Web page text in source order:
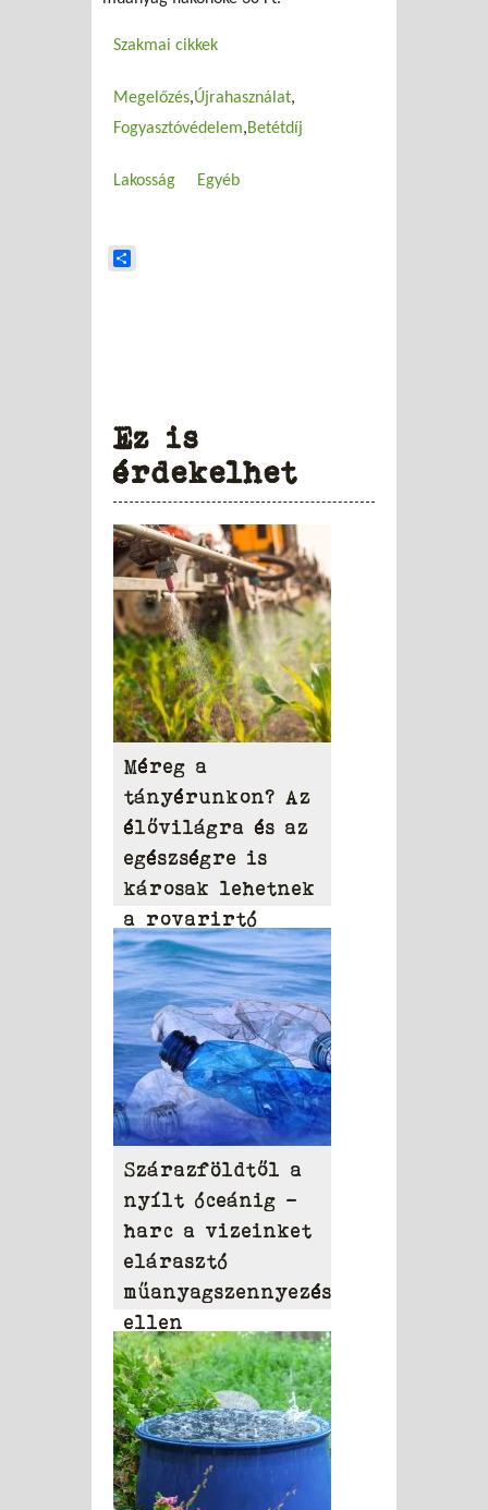
Szakmai cikkek
Megelőzés Újrahasználat
Fogyasztóvédelem Betétdíj
Lakosság Egyéb
Ez is
érdekelhet
Méreg a
tányérunkon? Az
élővilágra és az
egészségre is
károsak lehetnek
a rovarirtó
szerek
Szárazföldtől a
nyílt óceánig –
harc a vizeinket
elárasztó
műanyagszennyezés
ellen